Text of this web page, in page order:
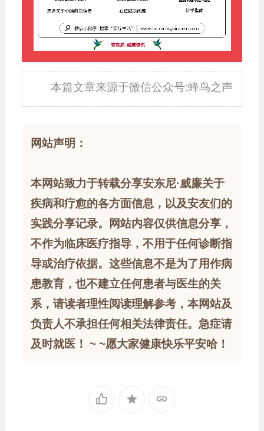
本篇文章来源于微信公众号:蜂鸟之声
网站声明：
本网站致力于转载分享安东尼·威廉关于
疾病和疗愈的各方面信息，以及安友们的
实践分享记录。网站内容仅供信息分享，
不作为临床医疗指导，不用于任何诊断指
导或治疗依据。这些信息不是为了用作病
患教育，也不建立任何患者与医生的关
系，请读者理性阅读理解参考，本网站及
负责人不承担任何相关法律责任。急症请
及时就医！ ~ ~愿大家健康快乐平安哈！